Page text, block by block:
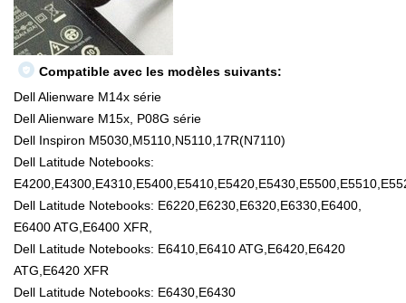
Compatible avec les modèles suivants:
Dell Alienware M14x série
Dell Alienware M15x, P08G série
Dell Inspiron M5030,M5110,N5110,17R(N7110)
Dell Latitude Notebooks:
Dell Latitude Notebooks: E6220,E6230,E6320,E6330,E6400,
E6400 ATG,E6400 XFR,
Dell Latitude Notebooks: E6410,E6410 ATG,E6420,E6420
ATG,E6420 XFR
Dell Latitude Notebooks: E6430,E6430